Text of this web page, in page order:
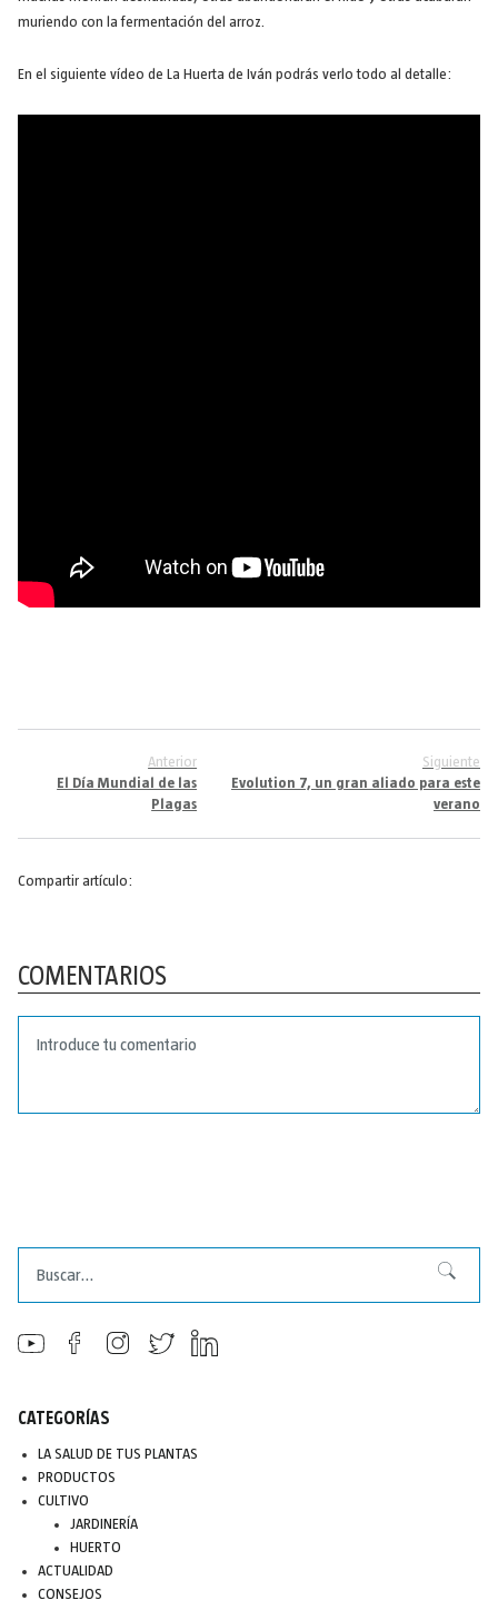
muriendo con la fermentación del arroz.
En el siguiente vídeo de La Huerta de Iván podrás verlo todo al detalle:
Anterior
El Día Mundial de las
Plagas
Siguiente
Evolution 7, un gran aliado para este
verano
Compartir artículo:
COMENTARIOS
Buscar
CATEGORÍAS
LA SALUD DE TUS PLANTAS
PRODUCTOS
CULTIVO
JARDINERÍA
HUERTO
ACTUALIDAD
CONSEJOS